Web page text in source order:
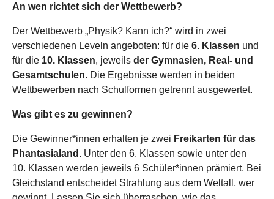
An wen richtet sich der Wettbewerb?
Der Wettbewerb „Physik? Kann ich?“ wird in zwei
verschiedenen Leveln angeboten: für die 6. Klassen und
für die 10. Klassen, jeweils der Gymnasien, Real- und
Gesamtschulen. Die Ergebnisse werden in beiden
Wettbewerben nach Schulformen getrennt ausgewertet.
Was gibt es zu gewinnen?
Die Gewinner*innen erhalten je zwei Freikarten für das
Phantasialand . Unter den 6. Klassen sowie unter den
10. Klassen werden jeweils 6 Schüler*innen prämiert. Bei
Gleichstand entscheidet Strahlung aus dem Weltall, wer